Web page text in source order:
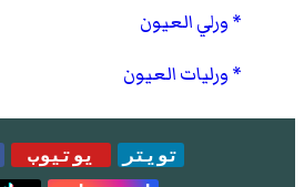
ورلي العيون
ورليات العيون
تويتر يوتيوب